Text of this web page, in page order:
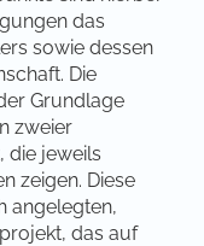
das
sowie dessen
Die
Grundlage
zweier
die jeweils
zeigen. Diese
angelegten,
das auf